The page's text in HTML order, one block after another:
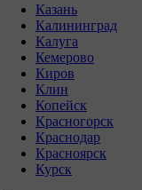
Казань
Калининград
Калуга
Кемерово
Киров
Клин
Копейск
Красногорск
Краснодар
Красноярск
Курск